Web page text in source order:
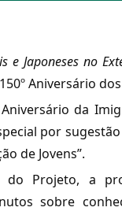
e Japoneses no
Aniversário
da
por
de Jovens”.
do Projeto, a
sobre